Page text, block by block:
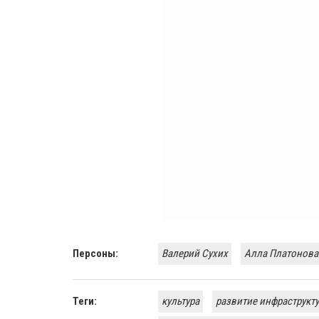
Персоны: Валерий Сухих Алла ​Платонова
Теги: культура развитие